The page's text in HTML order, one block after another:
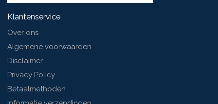
Klantenservice
Over ons
Algemene voorwaarden
Disclaimer
Privacy Policy
Betaalmethoden